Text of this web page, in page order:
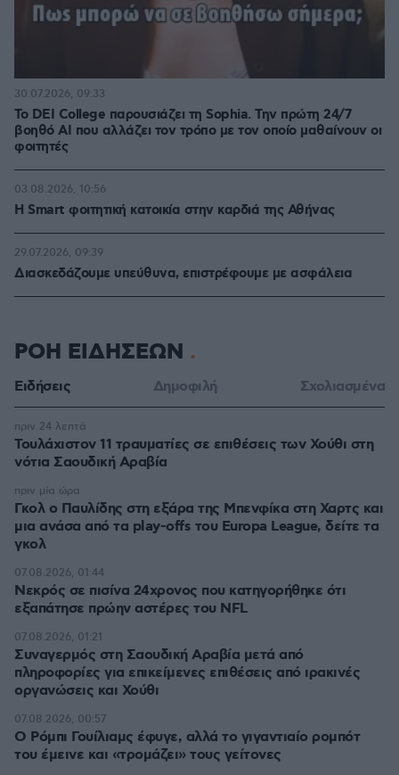
Το DEI College παρουσιάζει τη Sophia. Την πρώτη 24/7
βοηθό AI που αλλάζει τον τρόπο με τον οποίο μαθαίνουν οι
φοιτητές
30.07.2026, 09:33
Η Smart φοιτητική κατοικία στην καρδιά της Αθήνας
03.08.2026, 10:56
Διασκεδάζουμε υπεύθυνα, επιστρέφουμε με ασφάλεια
29.07.2026, 09:39
ΡΟΗ ΕΙΔΗΣΕΩΝ
Ειδήσεις Δημοφιλή Σχολιασμένα
Τουλάχιστον 11 τραυματίες σε επιθέσεις των Χούθι στη
νότια Σαουδική Αραβία
πριν 24 λεπτά
Γκολ ο Παυλίδης στη εξάρα της Μπενφίκα στη Χαρτς και
μια ανάσα από τα play-offs του Europa League, δείτε τα
γκολ
πριν μία ώρα
Νεκρός σε πισίνα 24χρονος που κατηγορήθηκε ότι
εξαπάτησε πρώην αστέρες του NFL
07.08.2026, 01:44
Συναγερμός στη Σαουδική Αραβία μετά από
πληροφορίες για επικείμενες επιθέσεις από ιρακινές
οργανώσεις και Χούθι
07.08.2026, 01:21
Ο Ρόμπι Γουίλιαμς έφυγε, αλλά το γιγαντιαίο ρομπότ
του έμεινε και «τρομάζει» τους γείτονες
07.08.2026, 00:57